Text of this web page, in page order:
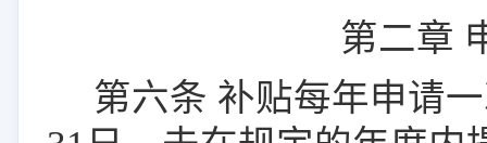
第二章
第六条 补贴每年申请